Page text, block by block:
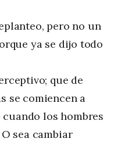
pero no un
ya se dijo todo
que de
se comiencen a
los hombres
sea cambiar